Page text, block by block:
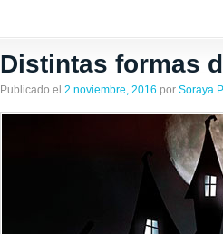
Distintas formas
Publicado el 2 noviembre, 2016 por Soraya